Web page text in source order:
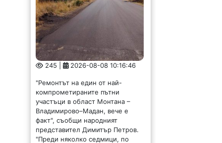
245 | 2026-08-08 10:16:46
компрометираните пътни
участъци в област Монтана –
Владимирово–Мадан, вече е
факт", съобщи народният
представител Димитър Петров.
"Преди няколко седмици, по